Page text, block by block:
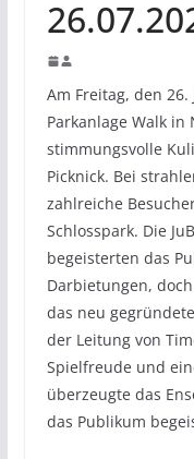
Am Freitag, den
Parkanlage Walk
stimmungsvolle
Picknick. Bei
zahlreiche
Schlosspark. Die
begeisterten das
Darbietungen,
das neu
der Leitung von
Spielfreude und
überzeugte das
das Publikum